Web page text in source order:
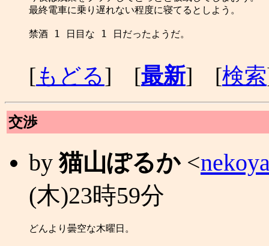
最終電車に乗り遅れない程度に寝てるとしよう。
禁酒 1 日目な 1 日だったようだ。
[もどる] [最新] [検索
交渉
by猫山ぽるか <
(木)23時59分
どんより曇空な木曜日。